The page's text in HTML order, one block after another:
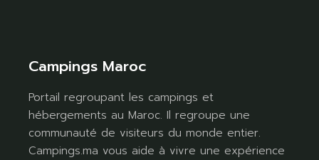
Campings Maroc
Portail regroupant les campings et
hébergements au Maroc. Il regroupe une
communauté de visiteurs du monde entier.
Campings.ma vous aide à vivre une expérience